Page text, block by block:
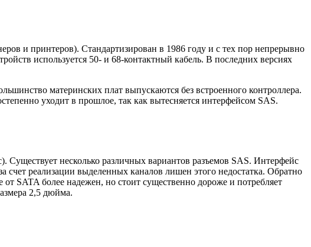
и принтеров). Стандартизирован в 1986 году и с тех пор непрерывно
используется 50- и 68-контактный кабель. В последних версиях
материнских плат выпускаются без встроенного контроллера.
уходит в прошлое, так как вытесняется интерфейсом SAS.
несколько различных вариантов разъемов SAS. Интерфейс
счет реализации выделенных каналов лишен этого недостатка. Обратно
SATA более надежен, но стоит существенно дороже и потребляет
2,5 дюйма.